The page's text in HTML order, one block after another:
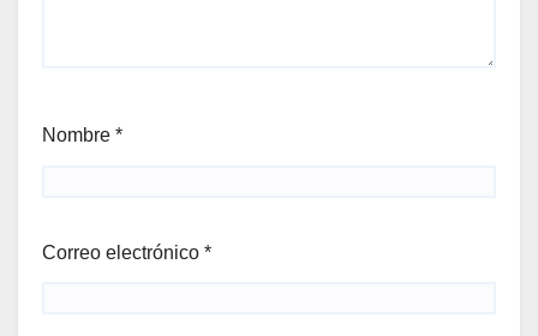
Nombre *
Correo electrónico *